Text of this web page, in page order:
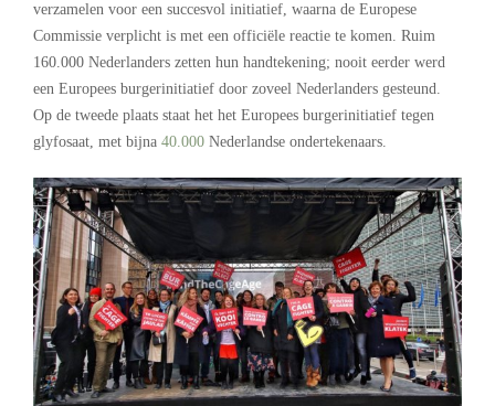
verzamelen voor een succesvol initiatief, waarna de Europese
Commissie verplicht is met een officiële reactie te komen. Ruim
160.000 Nederlanders zetten hun handtekening; nooit eerder werd
een Europees burgerinitiatief door zoveel Nederlanders gesteund.
Op de tweede plaats staat het het Europees burgerinitiatief tegen
glyfosaat, met bijna 40.000 Nederlandse ondertekenaars.